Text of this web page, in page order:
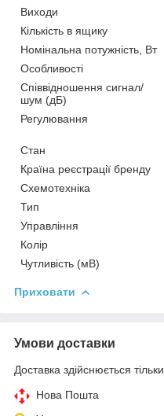
Виходи
Кількість в ящику
Номінальна потужність, Вт
Особливості
Співвідношення сигнал/
шум (дБ)
Регулювання
Стан
Країна реєстрації бренду
Схемотехніка
Тип
Управління
Колір
Чутливість (мВ)
Приховати
Умови доставки
Доставка здійснюється
Нова Пошта